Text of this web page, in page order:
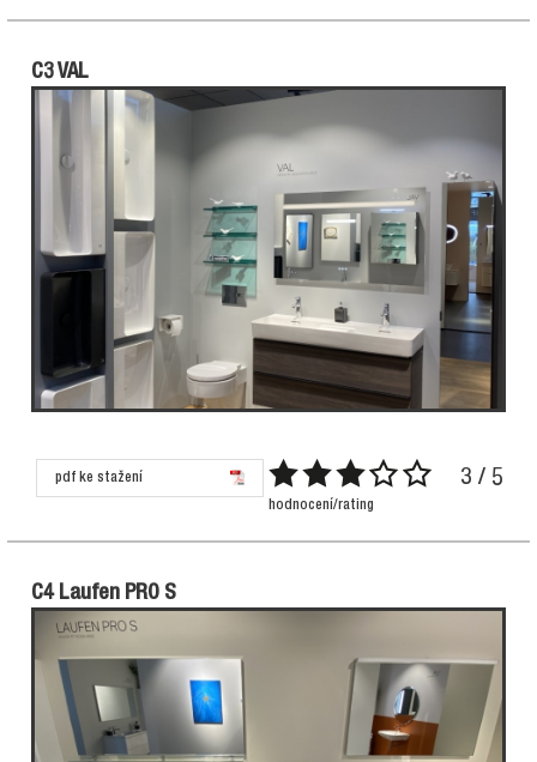
C3 VAL
pdf ke stažení 3 / 5
hodnocení/rating
C4 Laufen PRO S